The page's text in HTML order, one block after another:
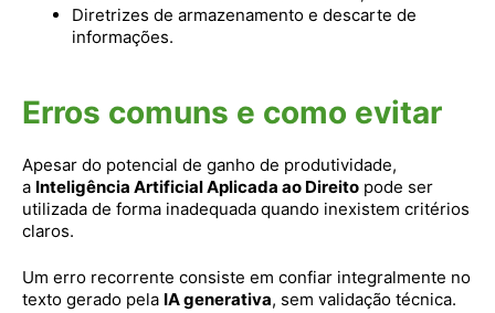
Diretrizes de armazenamento e descarte de
informações.
Erros comuns e como evitar
Apesar do potencial de ganho de produtividade,
a Inteligência Artificial Aplicada ao Direito pode ser
utilizada de forma inadequada quando inexistem critérios
claros.
Um erro recorrente consiste em confiar integralmente no
texto gerado pela IA generativa, sem validação técnica.